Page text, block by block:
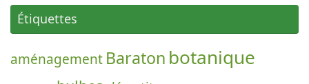
Étiquettes
aménagement Baraton botanique